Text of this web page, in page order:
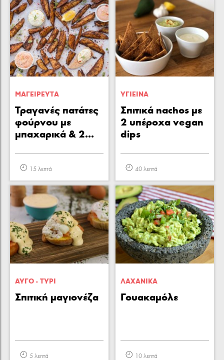
ΜΑΓΕΙΡΕΥΤA
Τραγανές πατάτες
φούρνου με
μπαχαρικά & 2...
15 λεπτά
ΥΓΙΕΙΝA
Σπιτικά nachos με
2 υπέροχα vegan
dips
40 λεπτά
ΑΥΓΟ - ΤΥΡΙ
Σπιτική μαγιονέζα
5 λεπτά
ΛΑΧΑΝΙΚA
Γουακαμόλε
10 λεπτά